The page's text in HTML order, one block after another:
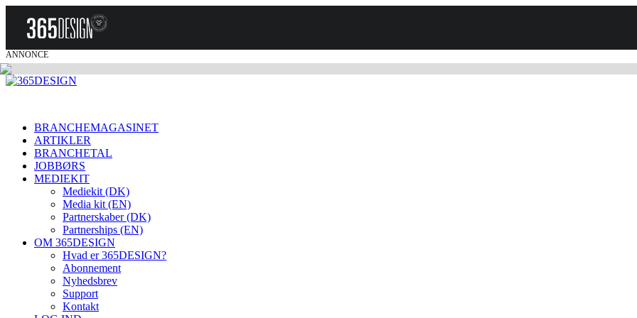
ANNONCE
BRANCHEMAGASINET
ARTIKLER
BRANCHETAL
JOBBØRS
MEDIEKIT
Mediekit (DK)
Media kit (EN)
Partnerskaber (DK)
Partnerships (EN)
OM 365DESIGN
Hvad er 365DESIGN?
Abonnement
Nyhedsbrev
Support
Kontakt